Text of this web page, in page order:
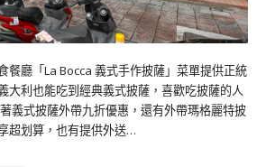
餐廳「La Bocca 義式手作披薩」菜單提供正統
大利也能吃到經典義式披薩，喜歡吃披薩的人
義式披薩外帶九折優惠，還有外帶瑪格麗特披
超划算，也有提供外送…